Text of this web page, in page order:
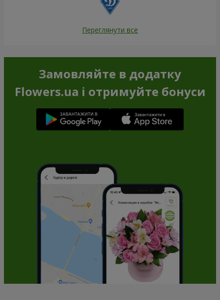
Переглянути все
Замовляйте в додатку
Flowers.ua і отримуйте бонуси